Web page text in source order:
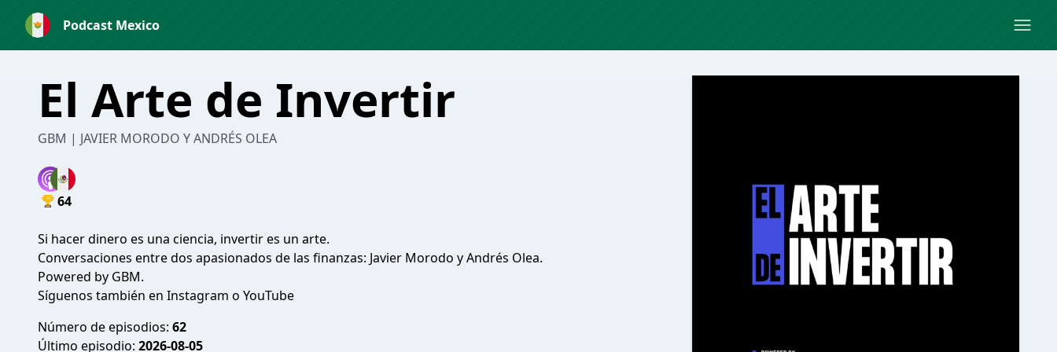
Podcast Mexico
El Arte de Invertir
GBM | JAVIER MORODO Y ANDRÉS OLEA
64
Si hacer dinero es una ciencia, invertir es un arte.
Conversaciones entre dos apasionados de las finanzas: Javier Morodo y Andrés Olea.
Powered by GBM.
Síguenos también en Instagram o YouTube
Número de episodios: 62
Último episodio: 2026-08-05